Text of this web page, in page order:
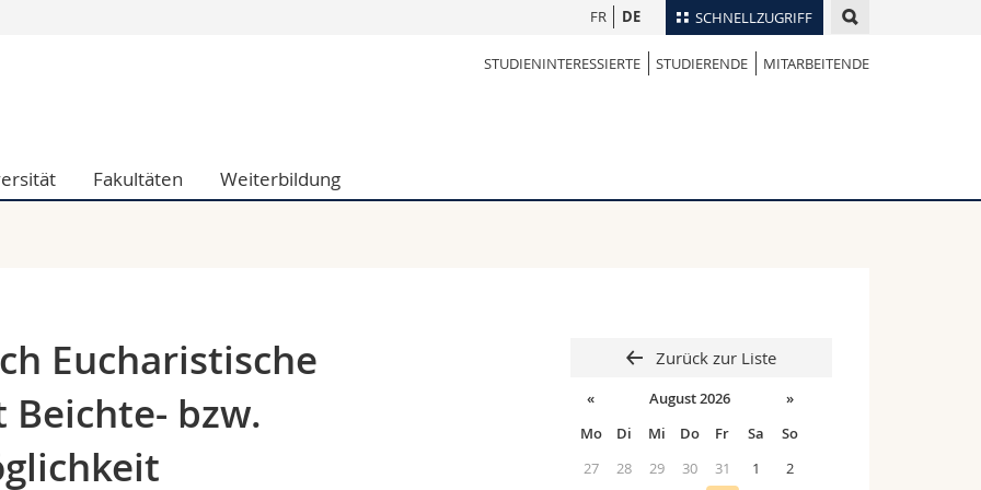
SCHNELLZUGRIFF
und Bildungswissenschaften
Mitarbeitende
Personenverzeichnis
Vorlesungsverzeichnis
FR DE
STUDIENINTERESSIERTE STUDIERENDE MITARBEITENDE
Fakultäten Weiterbildung
Eucharistische
bzw.
Zurück zur Liste
« August 2026
»
Mo
Di Mi Do Fr Sa
So
27
28 29 30 31 1
2